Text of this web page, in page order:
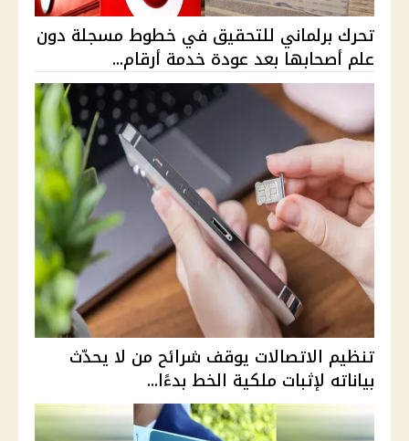
تحرك برلماني للتحقيق في خطوط مسجلة دون
علم أصحابها بعد عودة خدمة أرقام...
تنظيم الاتصالات يوقف شرائح من لا يحدّث
بياناته لإثبات ملكية الخط بدءًا...